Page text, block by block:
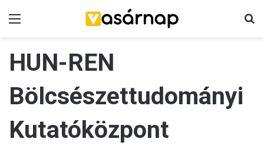
HUN-REN
Bölcsészettudományi
Kutatóközpont